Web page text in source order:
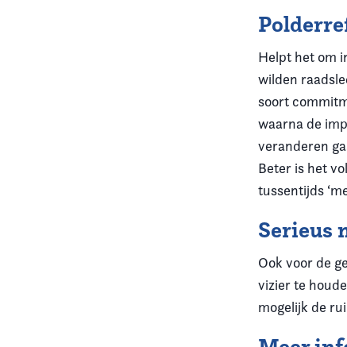
Helpt het om
wilden
soort
waarna de
veranderen
Beter is het
tussentijds
Serieus
Ook voor de
vizier te
mogelijk de